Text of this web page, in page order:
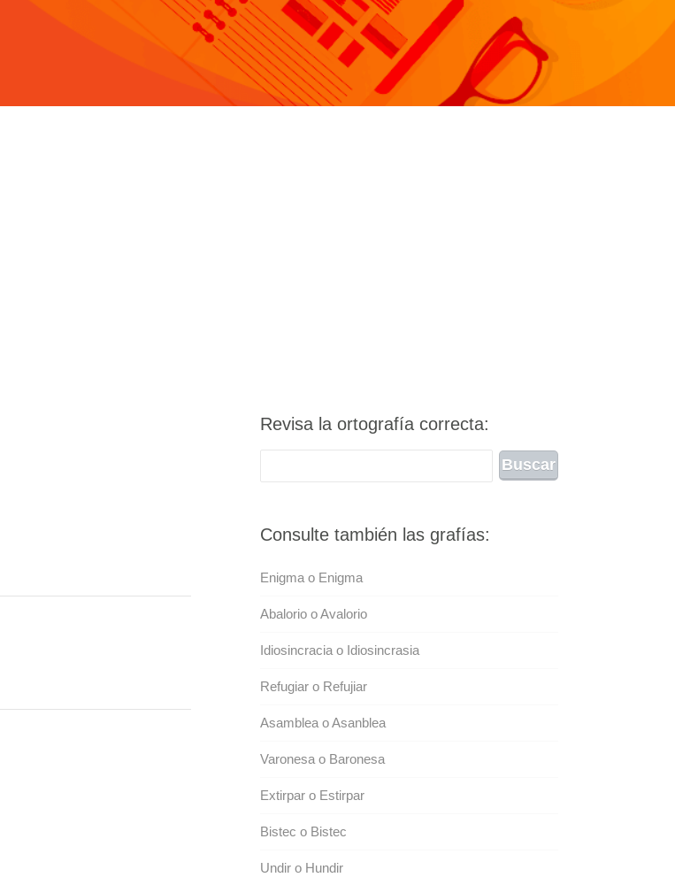
Revisa la ortografía correcta:
Consulte también las grafías:
Enigma o Enigma
Abalorio o Avalorio
Idiosincracia o Idiosincrasia
Refugiar o Refujiar
Asamblea o Asanblea
Varonesa o Baronesa
Extirpar o Estirpar
Bistec o Bistec
Undir o Hundir